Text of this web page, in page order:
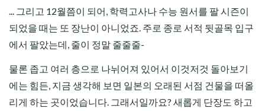
... 그리고 12월쯤이 되어, 학력고사나 수능 원서를 팔 시즌이
되었을 때는 또 장난이 아니었죠. 주로 종로 서적 뒷골목 입구
에서 팔았는데, 줄이 정말 줄줄줄-
물론 좁고 여러 층으로 나뉘어져 있어서 이것저것 돌아보기
에는 힘든, 지금 생각해 보면 일본의 오래된 서점 건물을 떠올
리게 하는 곳이었습니다. 그래서일까요? 새롭게 단장도 하고